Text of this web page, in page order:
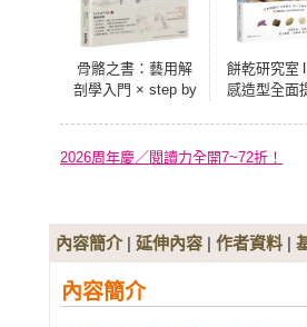
骨骼之書：藝用解
剖學入門 × step by
餅乾研究室
感造型全面
藝 〔2024經
2026周年慶／閱讀力全開7~72折！
內容簡介| 延伸內容 | 作者資料 |
內容簡介